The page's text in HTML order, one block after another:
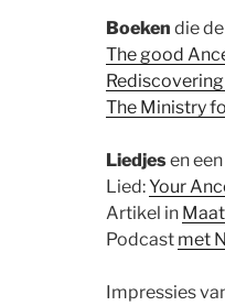
Boeken die
The good
The Ministry
Liedjesen een
Lied:Your
Artikel in
Podcast met
Impressies